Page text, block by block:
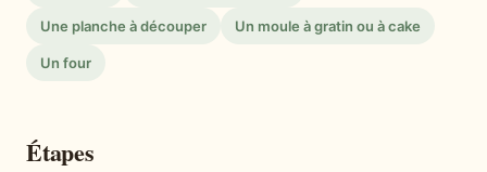
Une planche à découper Un moule à gratin ou à cake
Un four
Étapes